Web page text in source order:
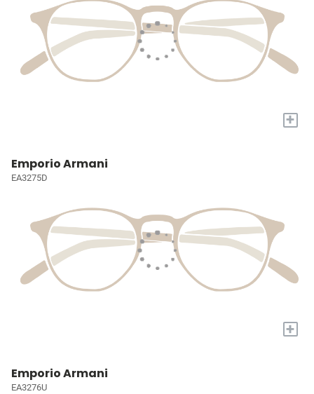
+
Emporio Armani
EA3275D
+
Emporio Armani
EA3276U